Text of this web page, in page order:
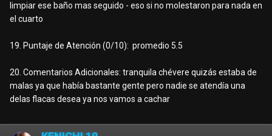
limpiar ese baño mas seguido - eso si no molestaron para nada en
el cuarto
19. Puntaje de Atención (0/10): promedio 5.5
20. Comentarios Adicionales: tranquila chévere quizás estaba de
malas ya que había bastante gente pero nadie se atendía una
delas flacas desea ya nos vamos a cachar